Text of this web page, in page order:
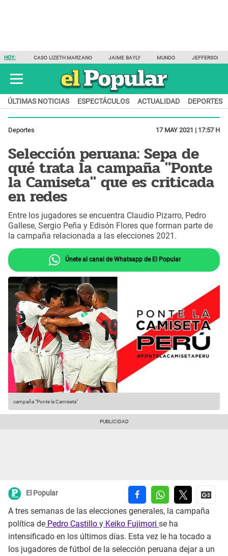
HOY: CASO LIZETH MARZANO JAIME BAYLY MUNDO JEFFERSON
ÚLTIMAS NOTICIAS ESPECTÁCULOS ACTUALIDAD DEPORTES
Deportes 17 MAY 2021 | 17:57 H
Selección peruana: Sepa de
qué trata la campaña "Ponte
la Camiseta" que es criticada
en redes
Entre los jugadores se encuentra Claudio Pizarro, Pedro
Gallese, Sergio Peña y Edisón Flores que forman parte de
la campaña relacionada a las elecciones 2021.
Únete al canal de Whatsapp de El Popular
campaña "Ponte la Camiseta"
El Popular
A tres semanas de las elecciones generales, la campaña
política de Pedro Castillo y Keiko Fujimori se ha
intensificado en los últimos días. Esta vez le ha tocado a
los jugadores de fútbol de la selección peruana dejar a un